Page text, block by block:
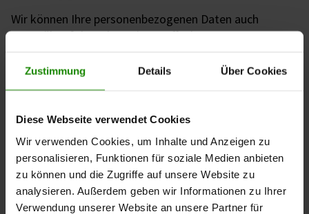
Zustimmung Details Über Cookies
Diese Webseite verwendet Cookies
Wir verwenden Cookies, um Inhalte und Anzeigen zu
personalisieren, Funktionen für soziale Medien anbieten
zu können und die Zugriffe auf unsere Website zu
analysieren. Außerdem geben wir Informationen zu Ihrer
Verwendung unserer Website an unsere Partner für
Wir können Ihre personenbezogenen Daten auch
gegenüber folgenden Dritten offenlegen:
Unseren fachlichen Beratern wie Anwälten,
Wirtschaftsprüfern oder Versicherern, um ihren
rechtlichen oder anderen fachlichen Rat
einzuholen
Staatlichen Stellen, Gerichten und
Aufsichtsbehörden, um eine rechtliche Anfrage
zu beantworten oder einer gesetzlichen
Verpflichtung nachzukommen
Von uns beauftragten Drittanbietern